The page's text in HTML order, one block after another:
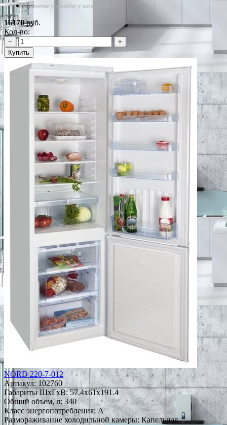
*Наличие уточняйте у менеджера
16170руб.
Кол-во:
−
+
Купить
NORD 220-7-012
Артикул:102760
Габариты ШxГxВ: 57.4x61x191.4
Общий объем, л: 340
Класс энергопотребления: A
Размораживание холодильной камеры: Капельная